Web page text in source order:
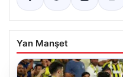
Yan Manşet